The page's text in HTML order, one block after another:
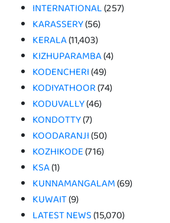
INTERNATIONAL (257)
KARASSERY(56)
KERALA(11,403)
KIZHUPARAMBA(4)
KODENCHERI (49)
KODIYATHOOR(74)
KODUVALLY(46)
KONDOTTY(7)
KOODARANJI (50)
KOZHIKODE (716)
KSA(1)
KUNNAMANGALAM (69)
KUWAIT(9)
LATEST NEWS (15,070)